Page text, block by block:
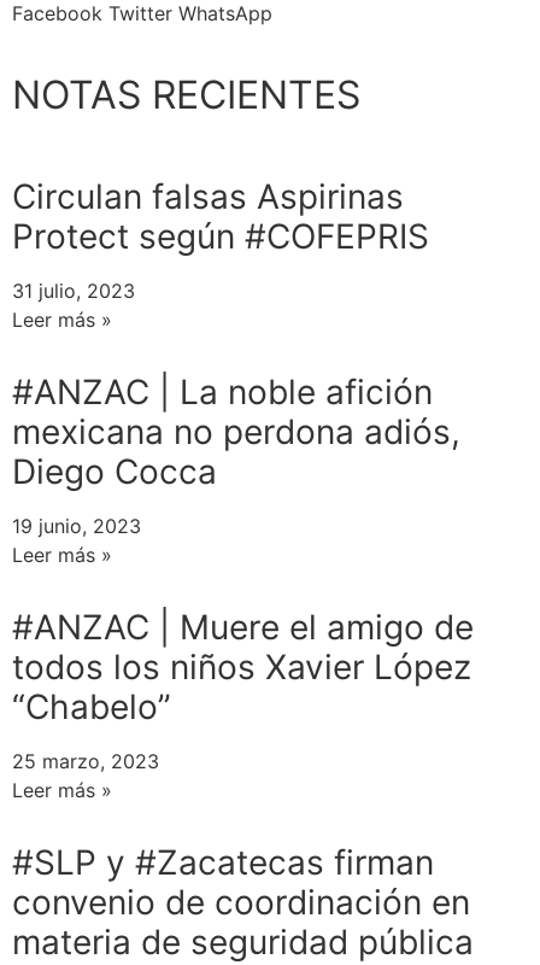
Facebook Twitter WhatsApp
NOTAS RECIENTES
Circulan falsas Aspirinas
Protect según #COFEPRIS
31 julio, 2023
Leer más »
#ANZAC | La noble afición
mexicana no perdona adiós,
Diego Cocca
19 junio, 2023
Leer más »
#ANZAC | Muere el amigo de
todos los niños Xavier López
“Chabelo”
25 marzo, 2023
Leer más »
#SLP y #Zacatecas firman
convenio de coordinación en
materia de seguridad pública